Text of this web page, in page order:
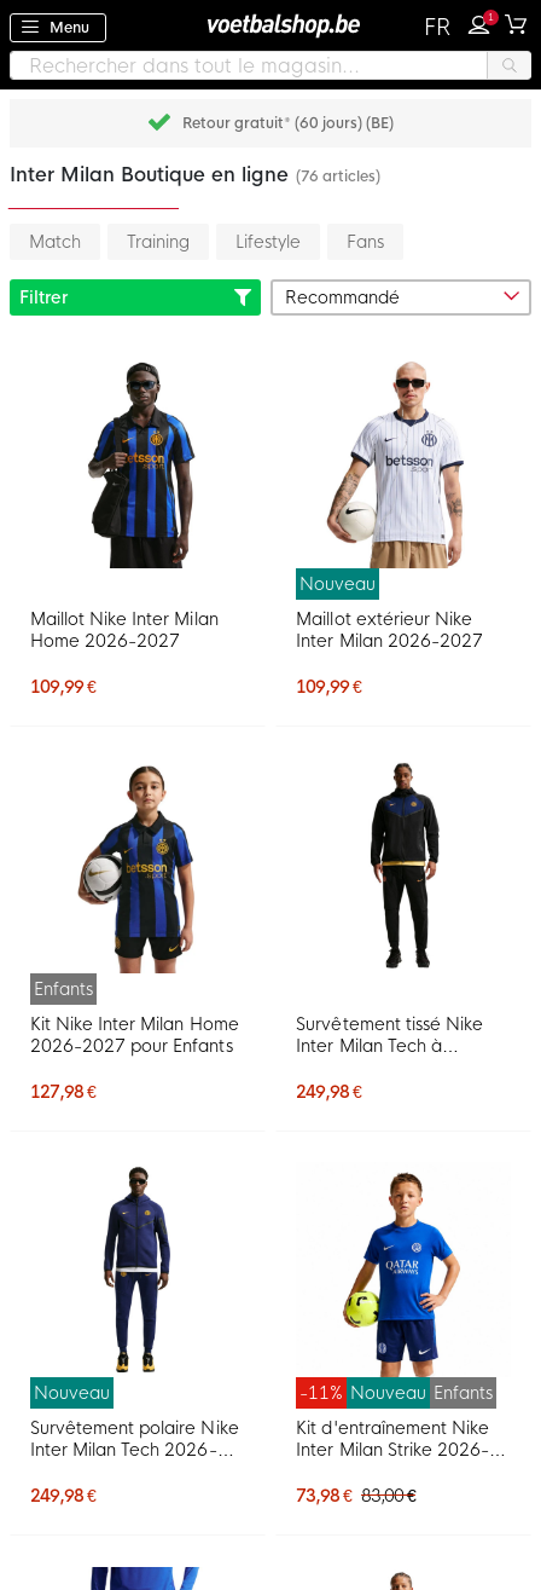
Menu FR 1
Retour gratuit* (60 jours) (BE)
Inter Milan Boutique en ligne (76 articles)
Match Training Lifestyle Fans
Filtrer
Maillot Nike Inter Milan
Home 2026-2027
109,99 €
Nouveau
Maillot extérieur Nike
Inter Milan 2026-2027
109,99 €
Enfants
Kit Nike Inter Milan Home
2026-2027 pour Enfants
127,98 €
Survêtement tissé Nike
Inter Milan Tech à
éclair intégrale 2026-
249,98 €
Nouveau
Survêtement polaire Nike
Inter Milan Tech 2026-
jaune
249,98 €
-11% Nouveau Enfants
Kit d'entraînement Nike
Inter Milan Strike 2026-
foncé et blanc
73,98 € 83,00 €